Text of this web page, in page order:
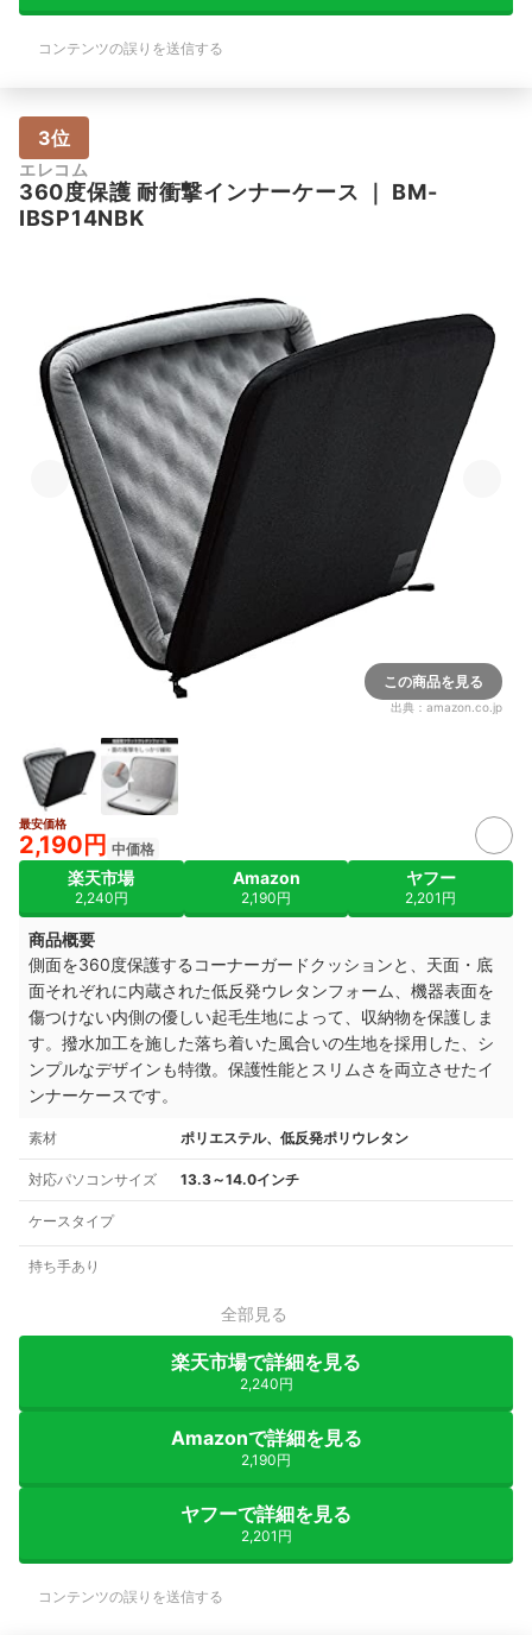
コンテンツの誤りを送信する
3位
エレコム
360度保護 耐衝撃インナーケース
BM-
IBSP14NBK
この商品を見る
出典： amazon.co.jp
最安価格
2,190円 中価格
楽天市場
2,240円
Amazon
2,190円
ヤフー
2,201円
商品概要
側面を360度保護するコーナーガードクッションと、天面・底
面それぞれに内蔵された低反発ウレタンフォーム、機器表面を
傷つけない内側の優しい起毛生地によって、収納物を保護しま
す。撥水加工を施した落ち着いた風合いの生地を採用した、シ
ンプルなデザインも特徴。保護性能とスリムさを両立させたイ
ンナーケースです。
素材 ポリエステル、低反発ポリウレタン
対応パソコンサイズ 13.3～14.0インチ
ケースタイプ
持ち手あり
全部見る
楽天市場で詳細を見る
2,240円
Amazonで詳細を見る
2,190円
ヤフーで詳細を見る
2,201円
コンテンツの誤りを送信する